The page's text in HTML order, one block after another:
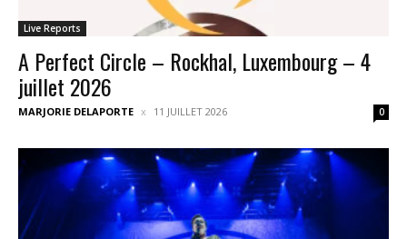
Live Reports
A Perfect Circle – Rockhal, Luxembourg – 4
juillet 2026
MARJORIE DELAPORTE 11 JUILLET 2026 0